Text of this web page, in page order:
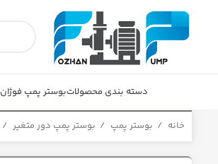
دسته بندی محصولاتبوستر پمپ فوژان
خانه بوستر پمپ بوستر پمپ دور متغیر